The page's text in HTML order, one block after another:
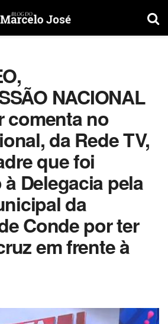
NACIONAL
comenta no
da Rede TV,
que foi
Delegacia pela
da
Conde por ter
em frente à